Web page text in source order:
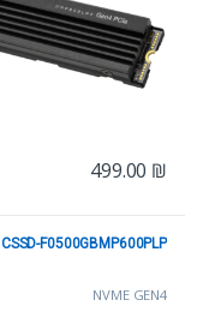
499.00 ₪
NVME GEN4
CSSD-F0500GBMP600PLP